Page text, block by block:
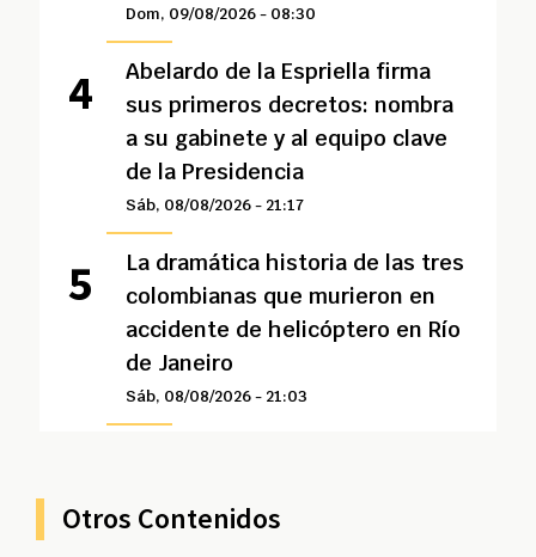
Dom, 09/08/2026 - 08:30
Abelardo de la Espriella firma
sus primeros decretos: nombra
a su gabinete y al equipo clave
de la Presidencia
Sáb, 08/08/2026 - 21:17
La dramática historia de las tres
colombianas que murieron en
accidente de helicóptero en Río
de Janeiro
Sáb, 08/08/2026 - 21:03
Otros Contenidos